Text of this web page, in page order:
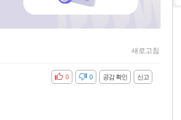
새로고침
신고
공감 확인
비공감 0
0